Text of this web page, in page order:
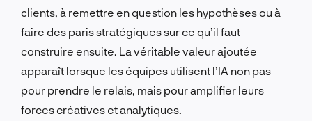
clients, à remettre en question les hypothèses ou à
faire des paris stratégiques sur ce qu’il faut
construire ensuite. La véritable valeur ajoutée
apparaît lorsque les équipes utilisent l’IA non pas
pour prendre le relais, mais pour amplifier leurs
forces créatives et analytiques.